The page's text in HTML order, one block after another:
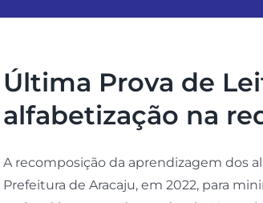
Última Prova de
alfabetização na
A recomposição da aprendizagem dos
Prefeitura de Aracaju, em 2022, para